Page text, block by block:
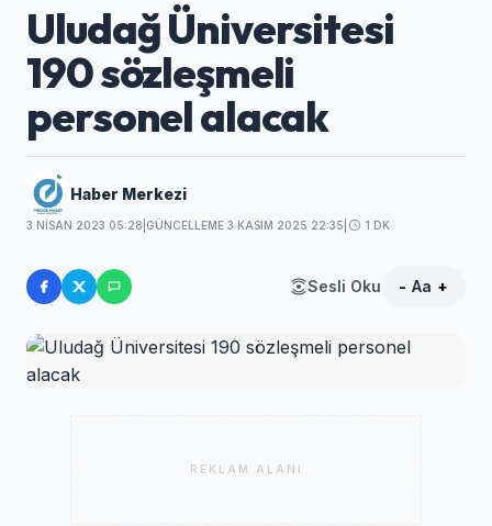
Uludağ Üniversitesi
190 sözleşmeli
personel alacak
Haber Merkezi
3 NISAN 2023 05:28 GÜNCELLEME 3 KASIM 2025 22:35 1 DK
Sesli Oku - Aa +
REKLAM ALANI